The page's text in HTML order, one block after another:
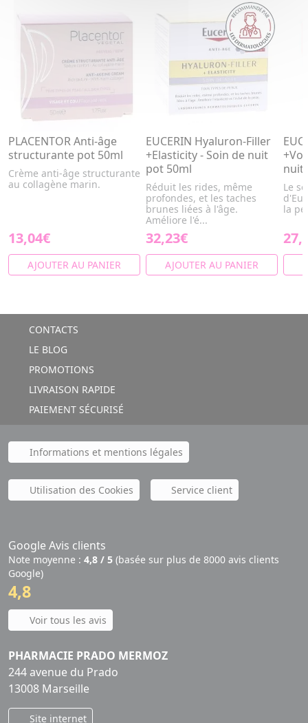
PLACENTOR Anti-âge
structurante pot 50ml
Crème anti-âge structurante
au collagène marin.
13,04€
AJOUTER AU PANIER
EUCERIN Hyaluron-Filler
+Elasticity - Soin de nuit
pot 50ml
Réduit les rides, même
profondes, et les taches
brunes liées à l'âge.
Améliore l'é...
32,23€
AJOUTER AU PANIER
nuit
Le
la
CONTACTS
LE BLOG
PROMOTIONS
LIVRAISON RAPIDE
PAIEMENT SÉCURISÉ
Informations et mentions légales
Utilisation des Cookies Service client
Google Avis clients
Note moyenne : 4,8 / 5 (basée sur plus de 8000 avis clients
Google)
4,8
Voir tous les avis
PHARMACIE PRADO MERMOZ
244 avenue du Prado
13008 Marseille
Site internet